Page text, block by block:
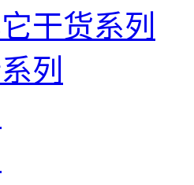
干货系列
列